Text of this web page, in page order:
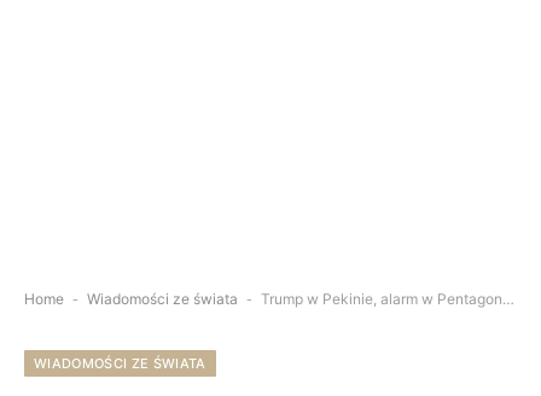
Home - Wiadomości ze świata - Trump w Pekinie, alarm w Pentagonie. Chiny wykorzystują wojnę w Iranie do przejęcia globalnej przewagi
WIADOMOŚCI ZE ŚWIATA